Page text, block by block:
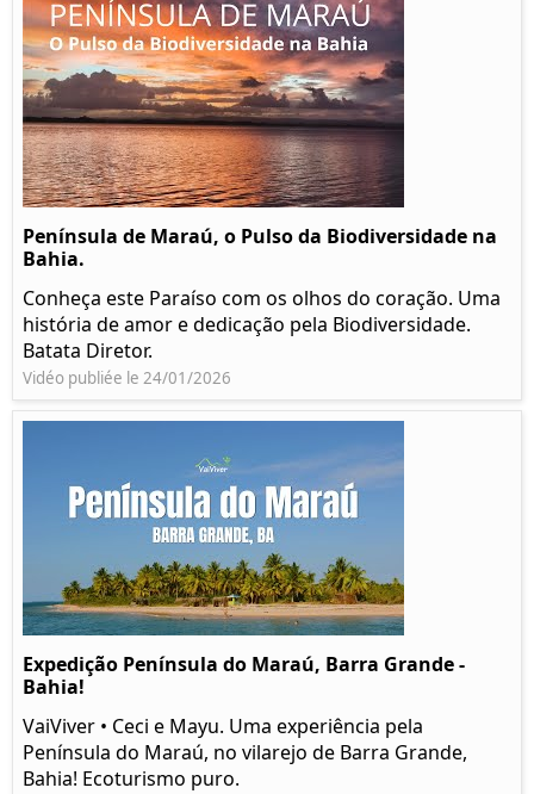
Península de Maraú, o Pulso da Biodiversidade na
Bahia.
Conheça este Paraíso com os olhos do coração. Uma
história de amor e dedicação pela Biodiversidade.
Batata Diretor.
Vidéo publiée le 24/01/2026
Expedição Península do Maraú, Barra Grande -
Bahia!
VaiViver • Ceci e Mayu. Uma experiência pela
Península do Maraú, no vilarejo de Barra Grande,
Bahia! Ecoturismo puro.